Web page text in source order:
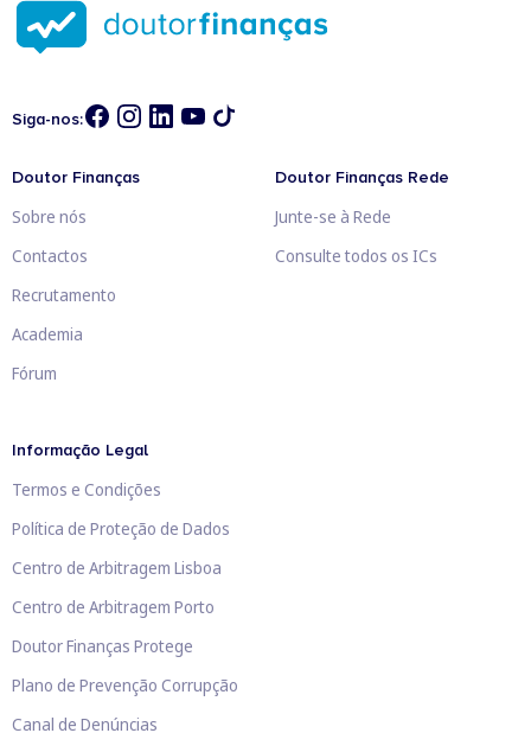
Siga-nos:
Doutor Finanças
Sobre nós
Contactos
Recrutamento
Academia
Fórum
Doutor Finanças Rede
Junte-se à Rede
Consulte todos os ICs
Informação Legal
Termos e Condições
Política de Proteção de Dados
Centro de Arbitragem Lisboa
Centro de Arbitragem Porto
Doutor Finanças Protege
Plano de Prevenção Corrupção
Canal de Denúncias